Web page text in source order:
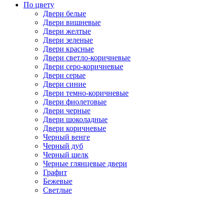
По цвету
Двери белые
Двери вишневые
Двери желтые
Двери зеленые
Двери красные
Двери светло-коричневые
Двери серо-коричневые
Двери серые
Двери синие
Двери темно-коричневые
Двери фиолетовые
Двери черные
Двери шоколадные
Двери коричневые
Черный венге
Черный дуб
Черный шелк
Черные глянцевые двери
Графит
Бежевые
Светлые